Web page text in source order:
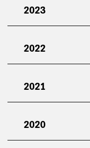
2023
2022
2021
2020